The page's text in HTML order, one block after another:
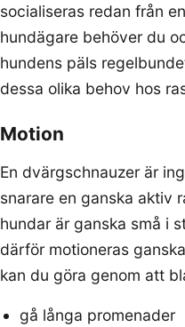
socialiseras redan från
hundägare behöver du
hundens päls
dessa olika behov hos
Motion
En dvärgschnauzer är
snarare en ganska aktiv
hundar är ganska små i
därför motioneras
kan du göra genom att
gå långa promenader